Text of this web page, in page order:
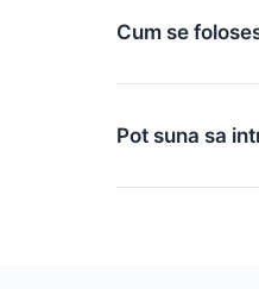
Cum se
Pot suna sa